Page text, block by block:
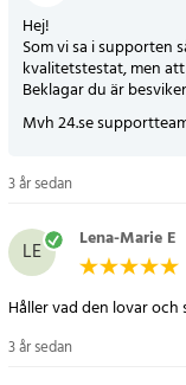
- Strömbrytare: På/av
- Batterityp: LR44
- Batterier: 12 st
- Användningsområde:
- Observera: Flaskor
Hej!
Som vi sa i supporten
kvalitetstestat, men
Beklagar du är
Mvh 24.se
3 år sedan
LE Lena-Marie E
Håller vad den lovar och
3 år sedan